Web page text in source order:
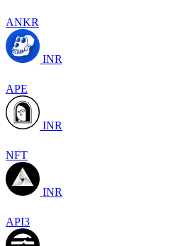
ANKR
INR
APE
INR
NFT
INR
API3